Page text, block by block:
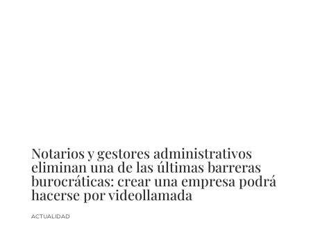
Notarios y gestores administrativos
eliminan una de las últimas barreras
burocráticas: crear una empresa podrá
hacerse por videollamada
ACTUALIDAD